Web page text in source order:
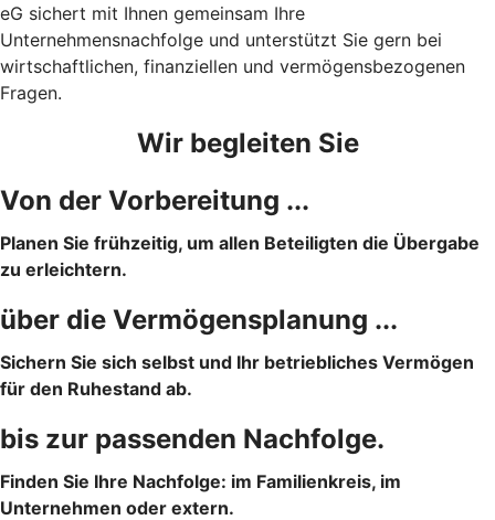
eG sichert mit Ihnen gemeinsam Ihre
Unternehmensnachfolge und unterstützt Sie gern bei
wirtschaftlichen, finanziellen und vermögensbezogenen
Fragen.
Wir begleiten Sie
Von der Vorbereitung ...
Planen Sie frühzeitig, um allen Beteiligten die Übergabe
zu erleichtern.
über die Vermögensplanung ...
Sichern Sie sich selbst und Ihr betriebliches Vermögen
für den Ruhestand ab.
bis zur passenden Nachfolge.
Finden Sie Ihre Nachfolge: im Familienkreis, im
Unternehmen oder extern.